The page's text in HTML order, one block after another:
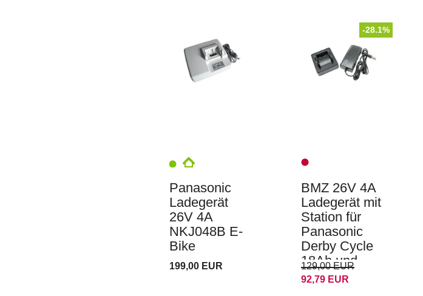
Panasonic
Ladegerät
26V 4A
NKJ048B E-
Bike
199,00 EUR
-28.1%
BMZ 26V 4A
Ladegerät mit
Station für
Panasonic
Derby Cycle
18Ah und
24Ah Akkus
129,00 EUR
92,79 EUR